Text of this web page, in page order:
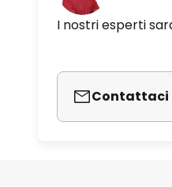
I nostri esperti
Contattaci